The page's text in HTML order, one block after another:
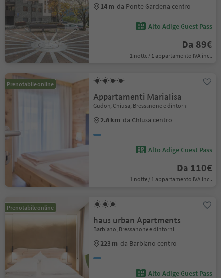
14 m da Ponte Gardena centro
Alto Adige Guest Pass
Da 89€
1 notte / 1 appartamento IVA incl.
Prenotabile online
Appartamenti Marialisa
Gudon, Chiusa, Bressanone e dintorni
2.8 km da Chiusa centro
Alto Adige Guest Pass
Da 110€
1 notte / 1 appartamento IVA incl.
Prenotabile online
haus urban Apartments
Barbiano, Bressanone e dintorni
223 m da Barbiano centro
Alto Adige Guest Pass